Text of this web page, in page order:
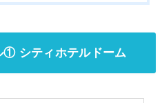
① シティホテルドーム